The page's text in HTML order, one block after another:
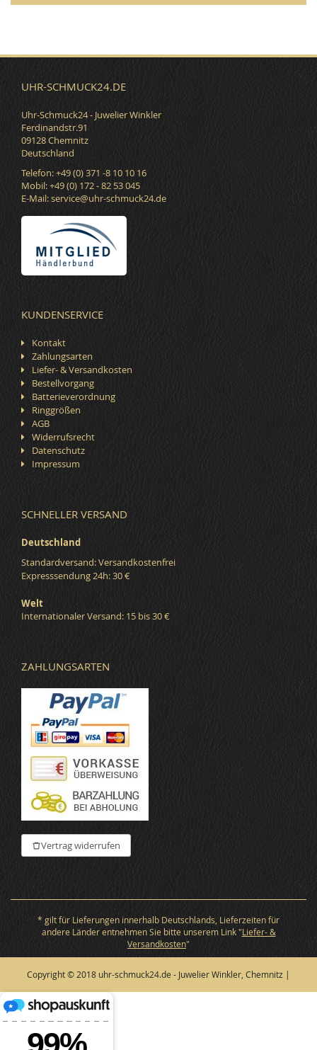
UHR-SCHMUCK24.DE
Uhr-Schmuck24 - Juwelier Winkler
Ferdinandstr.91
09128 Chemnitz
Deutschland
Telefon: +49 (0) 371 -8 10 10 16
Mobil: +49 (0) 172 - 82 53 045
E-Mail:service@uhr-schmuck24.de
KUNDENSERVICE
Kontakt
Zahlungsarten
Liefer- & Versandkosten
Bestellvorgang
Batterieverordnung
Ringgrößen
AGB
Widerrufsrecht
Datenschutz
Impressum
SCHNELLER VERSAND
Deutschland
Standardversand: Versandkostenfrei
Expresssendung 24h: 30 €
Welt
Internationaler Versand: 15 bis 30 €
ZAHLUNGSARTEN
Vertrag widerrufen
* gilt für Lieferungen innerhalb Deutschlands, Lieferzeiten für
andere Länder entnehmen Sie bitte unserem Link "Liefer- &
Versandkosten"
Copyright © 2018 uhr-schmuck24.de - Juwelier Winkler, Chemnitz |